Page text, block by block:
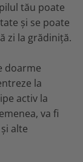
tău poate
și se poate
zi la grădiniță.
doarme
la
activ la
va fi
alte